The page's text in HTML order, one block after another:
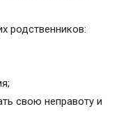
родственников:
свою неправоту и